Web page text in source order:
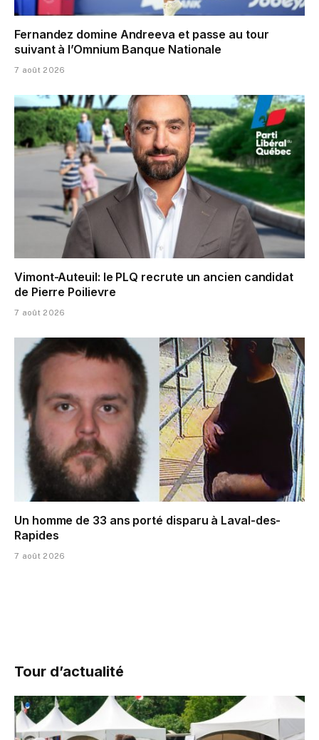
Fernandez domine Andreeva et passe au tour
suivant à l’Omnium Banque Nationale
7 août 2026
Vimont-Auteuil: le PLQ recrute un ancien candidat
de Pierre Poilievre
7 août 2026
Un homme de 33 ans porté disparu à Laval-des-
Rapides
7 août 2026
Tour d’actualité